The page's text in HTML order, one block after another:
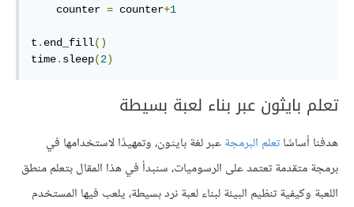
    counter
= counter+1
t . end_fill()
time. sleep(2)
تعلم بايثون عبر بناء لعبة بسيطة
هدفنا أساسًاتعلم البرمجةعبر لغة بايثون، وتمهيدًا لاستخدامها في
برمجة متقدمة تعتمد على الرسوميات، سنبدأ في هذا المقال بتعلم منطق
اللعبة وكيفية تنظيم البيئة لبناء لعبة نرد بسيطة، يلعب فيها المستخدم